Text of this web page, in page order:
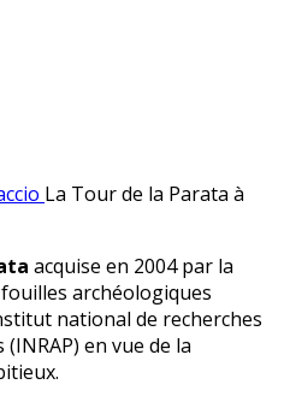
La Tour de la Parata à
acquise en 2004 par la
archéologiques
national de recherches
en vue de la